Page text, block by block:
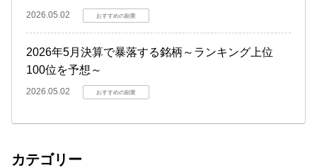
2026.05.02 おすすめの副業
2026年5月決算で暴落する銘柄～ランキング上位
100位を予想～
2026.05.02 おすすめの副業
カテゴリー